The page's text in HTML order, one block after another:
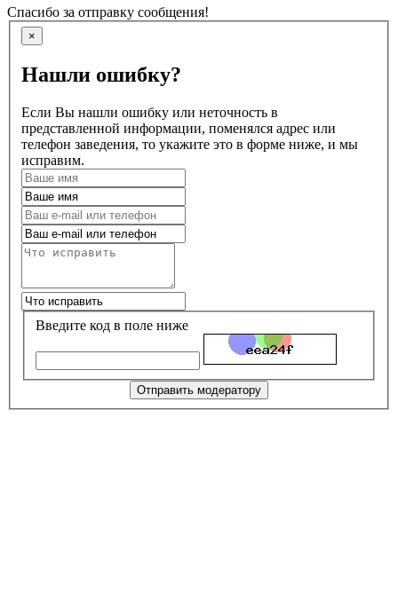
Спасибо за отправку сообщения!
×
Нашли ошибку?
Если Вы нашли ошибку или неточность в
представленной информации, поменялся адрес или
телефон заведения, то укажите это в форме ниже, и мы
исправим.
Введите код в поле ниже
Отправить модератору